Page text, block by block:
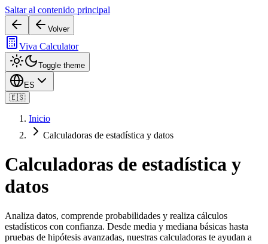
Saltar al contenido principal
Volver
Viva Calculator
Toggle theme
ES
🇪🇸
Inicio
Calculadoras de estadística y datos
Calculadoras de estadística y
datos
Analiza datos, comprende probabilidades y realiza cálculos
estadísticos con confianza. Desde media y mediana básicas hasta
pruebas de hipótesis avanzadas, nuestras calculadoras te ayudan a